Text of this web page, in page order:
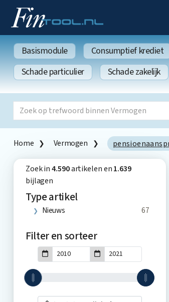
Basismodule Consumptief krediet
Schade particulier
Schade zakelijk
Home Vermogen
Zoek in4.590artikelen en1.639
bijlagen
Type artikel
Nieuws 67
Filter en sorteer